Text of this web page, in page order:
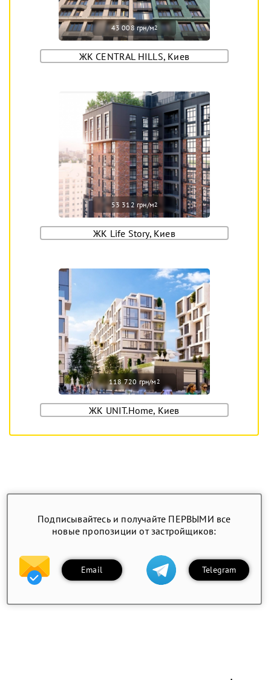
43 008 грн/м2
ЖК CENTRAL HILLS, Киев
53 312 грн/м2
ЖК Life Story, Киев
118 720 грн/м2
ЖК UNIT.Home, Киев
Подписывайтесь и получайте ПЕРВЫМИ все
новые пропозиции от застройщиков:
Email Telegram